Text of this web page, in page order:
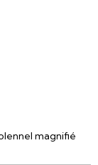
magnifié